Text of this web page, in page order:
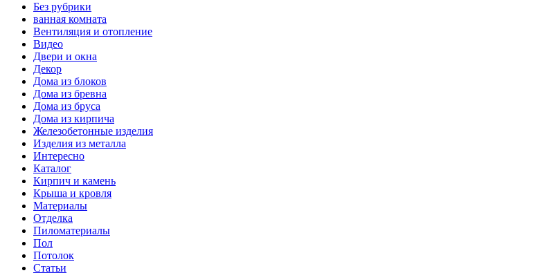
Без рубрики
ванная комната
Вентиляция и отопление
Видео
Двери и окна
Декор
Дома из блоков
Дома из бревна
Дома из бруса
Дома из кирпича
Железобетонные изделия
Изделия из металла
Интересно
Каталог
Кирпич и камень
Крыша и кровля
Материалы
Отделка
Пиломатериалы
Пол
Потолок
Статьи